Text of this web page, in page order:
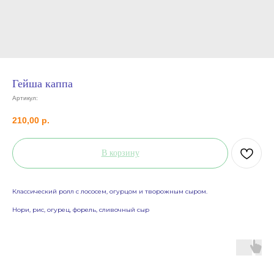
Гейша каппа
Артикул:
210,00 р.
В корзину
Классический ролл с лососем, огурцом и творожным сыром.
Нори, рис, огурец, форель, сливочный сыр